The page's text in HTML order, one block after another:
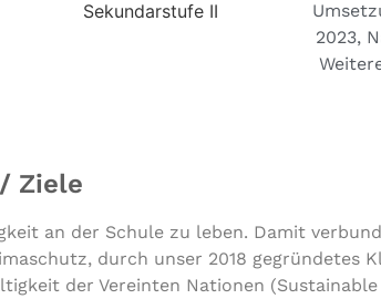
Sekundarstufe II
2023,
Ziele
an der Schule zu leben. Damit
durch unser 2018 gegründetes
der Vereinten Nationen